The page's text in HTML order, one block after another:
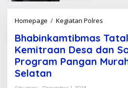
Homepage / Kegiatan Polres
a
b
i
n
Bhabinkamtibmas
Kemitraan Desa dan
Program Pangan
Selatan